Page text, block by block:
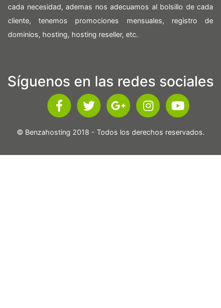
cada necesidad, ademas nos adecuamos al bolsillo de cada
cliente, tenemos promociones mensuales, registro de
dominios, hosting, hosting reseller, etc.
Síguenos en las redes sociales
© Benzahosting 2018 - Todos los derechos reservados.